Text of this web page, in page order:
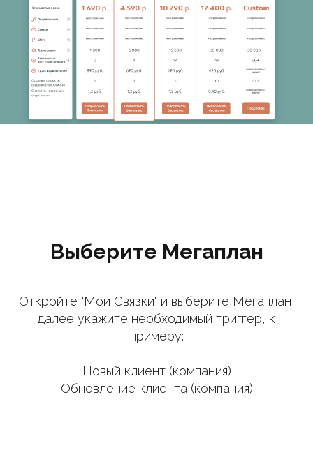
Выберите Мегаплан
Откройте "Мои Связки" и выберите Мегаплан,
далее укажите необходимый триггер, к
примеру:
Новый клиент (компания)
Обновление клиента (компания)